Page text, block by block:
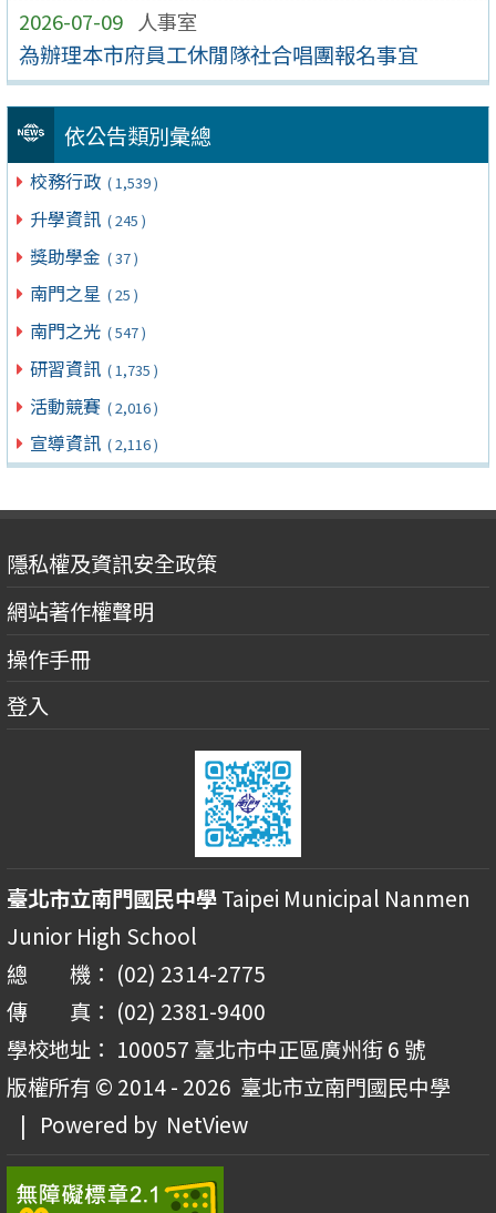
2026-07-09 人事室
為辦理本市府員工休閒隊社合唱團報名事宜
依公告類別彙總
校務行政 ( 1,539 )
升學資訊 ( 245 )
獎助學金 ( 37 )
南門之星 ( 25 )
南門之光 ( 547 )
研習資訊 ( 1,735 )
活動競賽 ( 2,016 )
宣導資訊 ( 2,116 )
隱私權及資訊安全政策
網站著作權聲明
操作手冊
登入
臺北市立南門國民中學Taipei Municipal Nanmen
Junior High School
總 機： (02) 2314-2775
傳 真： (02) 2381-9400
學校地址： 100057 臺北市中正區廣州街 6 號
版權所有 © 2014 - 2026 臺北市立南門國民中學
| Powered by NetView